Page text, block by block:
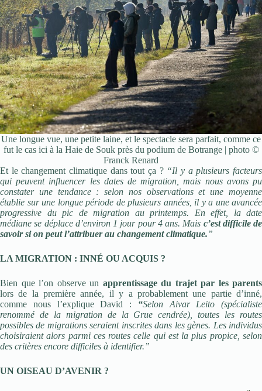
Une longue vue, une petite laine, et le spectacle sera parfait, comme ce
fut le cas ici à la Haie de Souk près du podium de Botrange | photo ©
Franck Renard
Et le changement climatique dans tout ça ? “Il y a plusieurs facteurs
qui peuvent influencer les dates de migration, mais nous avons pu
constater une tendance : selon nos observations et une moyenne
établie sur une longue période de plusieurs années, il y a une avancée
progressive du pic de migration au printemps. En effet, la date
médiane se déplace d’environ 1 jour pour 4 ans. Mais c’est difficile de
savoir si on peut l’attribuer au changement climatique.”
LA MIGRATION : INNÉ OU ACQUIS ?
Bien que l’on observe un apprentissage du trajet par les parents
lors de la première année, il y a probablement une partie d’inné,
comme nous l’explique David : “Selon Aivar Leito (spécialiste
renommé de la migration de la Grue cendrée), toutes les routes
possibles de migrations seraient inscrites dans les gènes. Les individus
choisiraient alors parmi ces routes celle qui est la plus propice, selon
des critères encore difficiles à identifier.”
UN OISEAU D’AVENIR ?